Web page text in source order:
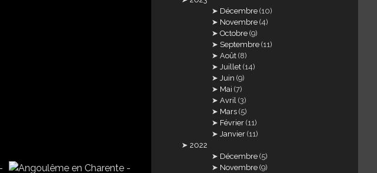
Décembre (10)
Novembre (4)
Octobre (9)
Septembre (11)
Août (8)
Juillet (14)
Juin (9)
Mai (7)
Avril (3)
Mars (5)
Février (11)
Janvier (11)
2022
Décembre (5)
Novembre (9)